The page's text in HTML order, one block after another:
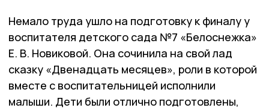
Немало труда ушло на подготовку к финалу у
воспитателя детского сада №7 «Белоснежка»
Е. В. Новиковой. Она сочинила на свой лад
сказку «Двенадцать месяцев», роли в которой
вместе с воспитательницей исполнили
малыши. Дети были отлично подготовлены,